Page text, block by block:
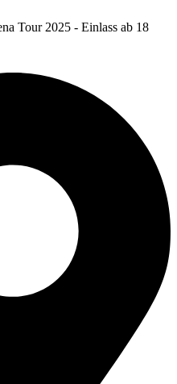
Tour 2025 - Einlass ab 18